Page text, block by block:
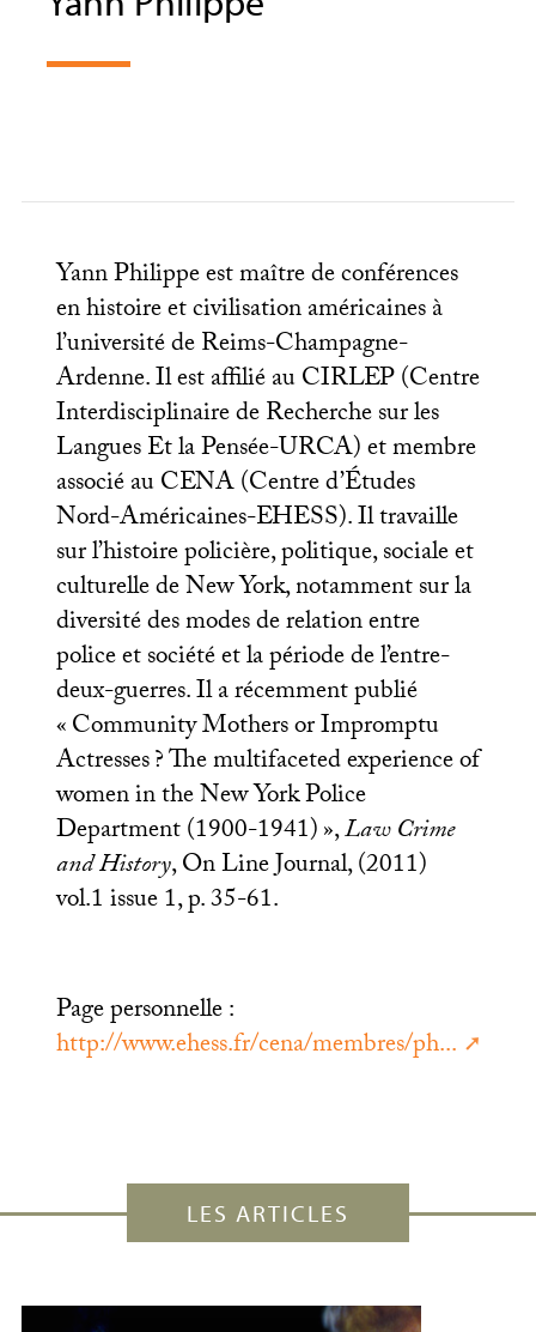
Yann Philippe est maître de conférences
en histoire et civilisation américaines à
l’université de Reims-Champagne-
Ardenne. Il est affilié auCIRLEP(Centre
Interdisciplinaire de Recherche sur les
Langues Et la Pensée-URCA) et membre
associé auCENA(Centre d’Études
Nord-Américaines-EHESS). Il travaille
sur l’histoire policière, politique, sociale et
culturelle de New York, notamment sur la
diversité des modes de relation entre
police et société et la période de l’entre-
deux-guerres. Il a récemment publié
«Community Mothers or Impromptu
Actresses? The multifaceted experience of
women in the New York Police
Department (1900-1941)»,Law Crime
and History, On Line Journal, (2011)
vol.1 issue 1, p. 35-61.
Page personnelle :
http://www.ehess.fr/cena/membres/ph...
LES ARTICLES